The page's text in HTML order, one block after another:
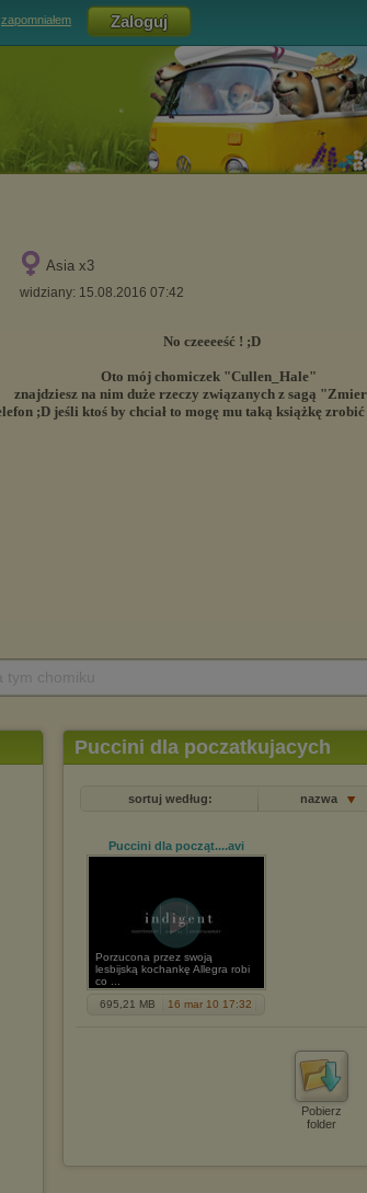
zapomniałem
Asia x3
widziany: 15.08.2016 07:42
Puccini dla poczatkujacych
sortuj według: nazwa
Puccini dla począt....avi
Porzucona przez swoją
lesbijską kochankę Allegra robi
co ...
695,21 MB
16 mar 10 17:32
Pobierz
folder